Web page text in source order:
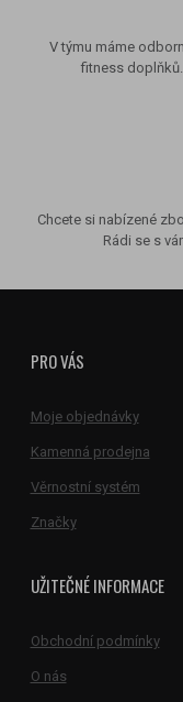
V týmu máme
fitness doplňků.
Chcete si nabízené
Rádi se s
PRO VÁS
Moje objednávky
Kamenná prodejna
Věrnostní systém
Značky
UŽITEČNÉ INFORMACE
Obchodní podmínky
O nás